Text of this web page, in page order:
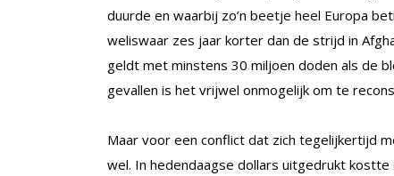
duurde en waarbij zo’n beetje heel Europa
weliswaar zes jaar korter dan de strijd in
geldt met minstens 30 miljoen doden als de
gevallen is het vrijwel onmogelijk om te
Maar voor een conflict dat zich tegelijkertijd
wel. In hedendaagse dollars uitgedrukt